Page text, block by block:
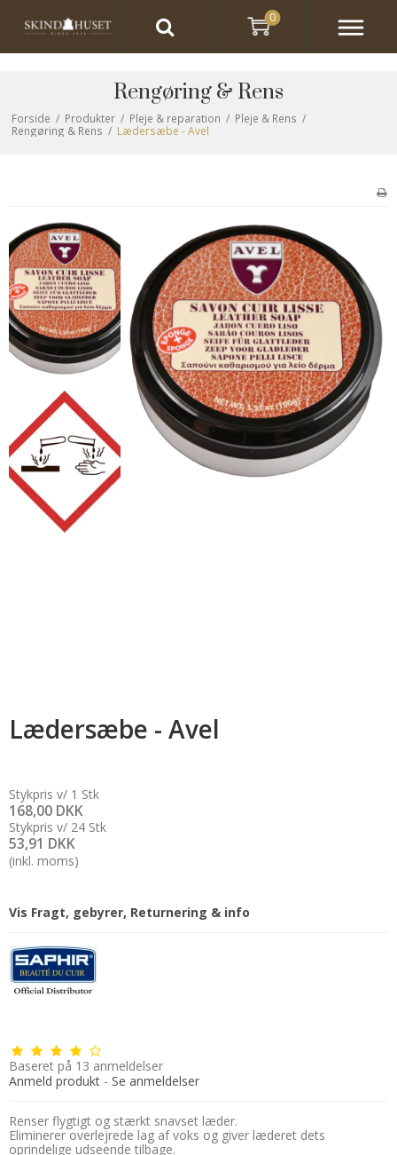
Rengøring & Rens
Forside / Produkter / Pleje & reparation / Pleje & Rens /
Rengøring & Rens / Lædersæbe - Avel
Lædersæbe - Avel
Stykpris v/ 1 Stk
168,00 DKK
Stykpris v/ 24 Stk
53,91 DKK
(inkl. moms)
Vis Fragt, gebyrer, Returnering & info
Baseret på 13 anmeldelser
Anmeld produkt - Se anmeldelser
Renser flygtigt og stærkt snavset læder.
Eliminerer overlejrede lag af voks og giver læderet dets
oprindelige udseende tilbage.
0